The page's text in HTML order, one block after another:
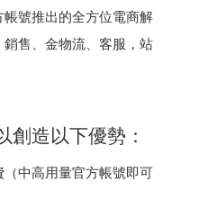
號推出的全⽅位電商解
售、⾦物流、客服，站
創造以下優勢：
中⾼⽤量官⽅帳號即可